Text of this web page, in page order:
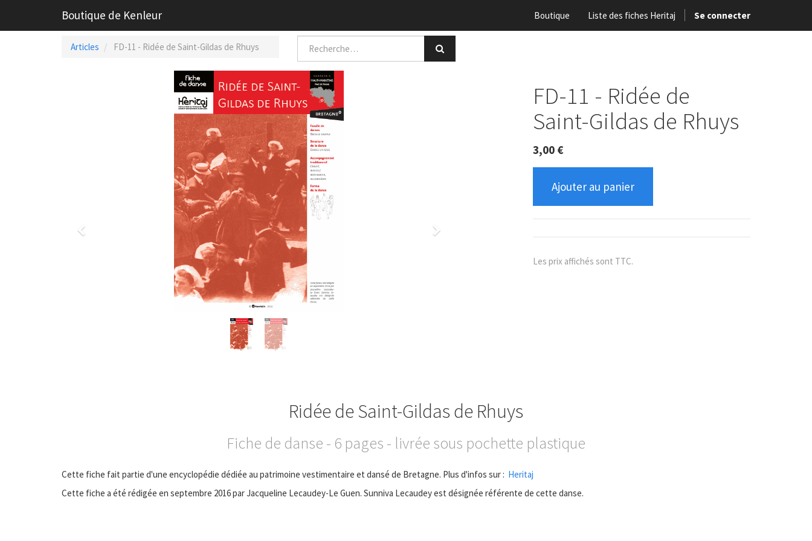
Boutique de Kenleur Boutique Liste des fiches Heritaj Se connecter
Articles FD-11 - Ridée de Saint-Gildas de Rhuys
Next
FD-11 - Ridée de
Saint-Gildas de Rhuys
3,00 €
Ajouter au panier
Les prix affichés sont TTC.
Ridée de Saint-Gildas de Rhuys
Fiche de danse - 6 pages - livrée sous pochette plastique
Cette fiche fait partie d'une encyclopédie dédiée au patrimoine vestimentaire et dansé de Bretagne. Plus d'infos sur : Heritaj
Cette fiche a été rédigée en septembre 2016 par Jacqueline Lecaudey-Le Guen. Sunniva Lecaudey est désignée référente de cette danse.